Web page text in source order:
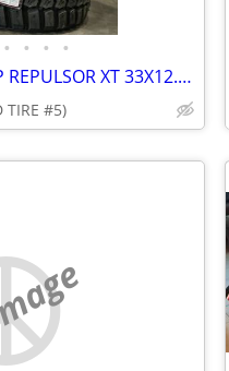
• • • •
(4) NEW OFF ROAD RBP REPULSOR XT 33X12.50 20
TIRE #5)